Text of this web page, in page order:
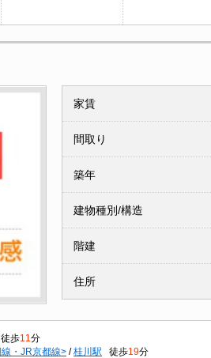
家賃
間取り
築年
建物種別/構造
階建
住所
徒歩11 分
・JR京都線> / 桂川駅 徒歩19分